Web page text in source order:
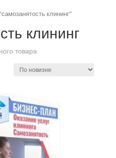
клининг”
клининг
товара